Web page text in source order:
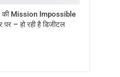
Mission Impossible
– हो रही है डिजीटल